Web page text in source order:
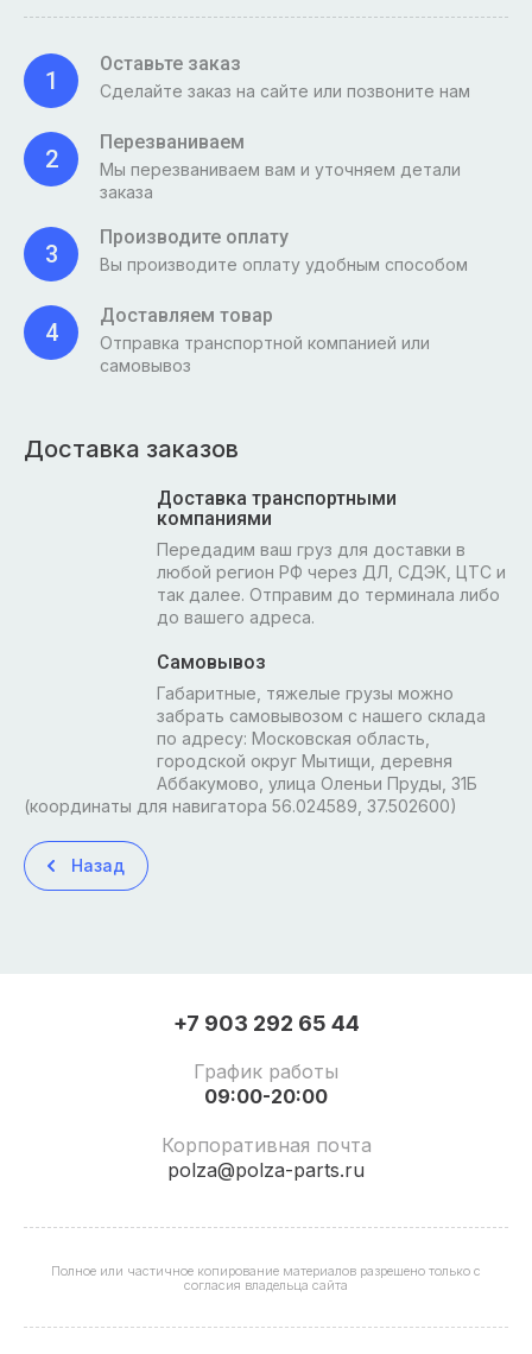
1
Оставьте заказ
Сделайте заказ на сайте или позвоните нам
2
Перезваниваем
Мы перезваниваем вам и уточняем детали
заказа
3
Производите оплату
Вы производите оплату удобным способом
4
Доставляем товар
Отправка транспортной компанией или
самовывоз
Доставка заказов
Доставка транспортными
компаниями
Передадим ваш груз для доставки в
любой регион РФ через ДЛ, СДЭК, ЦТС и
так далее. Отправим до терминала либо
до вашего адреса.
Самовывоз
Габаритные, тяжелые грузы можно
забрать самовывозом с нашего склада
по адресу: Московская область,
городской округ Мытищи, деревня
Аббакумово, улица Оленьи Пруды, 31Б
(координаты для навигатора 56.024589, 37.502600)
Назад
+7 903 292 65 44
График работы
09:00-20:00
Корпоративная почта
polza@polza-parts.ru
Полное или частичное копирование материалов разрешено только с
согласия владельца сайта